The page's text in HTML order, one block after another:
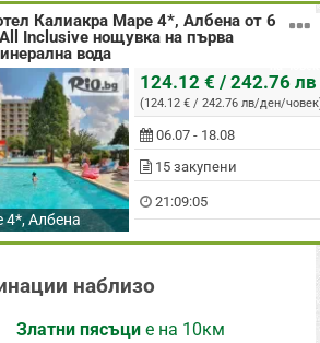
Калиакра Маре 4*, Албена от 6
Inclusive нощувка на първа
вода
4*, Албена
124.12 € / 242.76 лв
(124.12 € / 242.76 лв/ден/
06.07 - 18.08
15 закупени
21:09:04
наблизо
Златни пясъцие на 10км